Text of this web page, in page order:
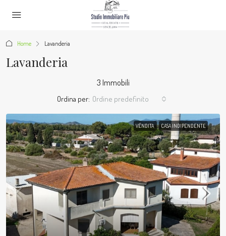
Home Lavanderia
Lavanderia
3 Immobili
Ordina per: Ordine predefinito
VENDITA CASA INDIPENDENTE